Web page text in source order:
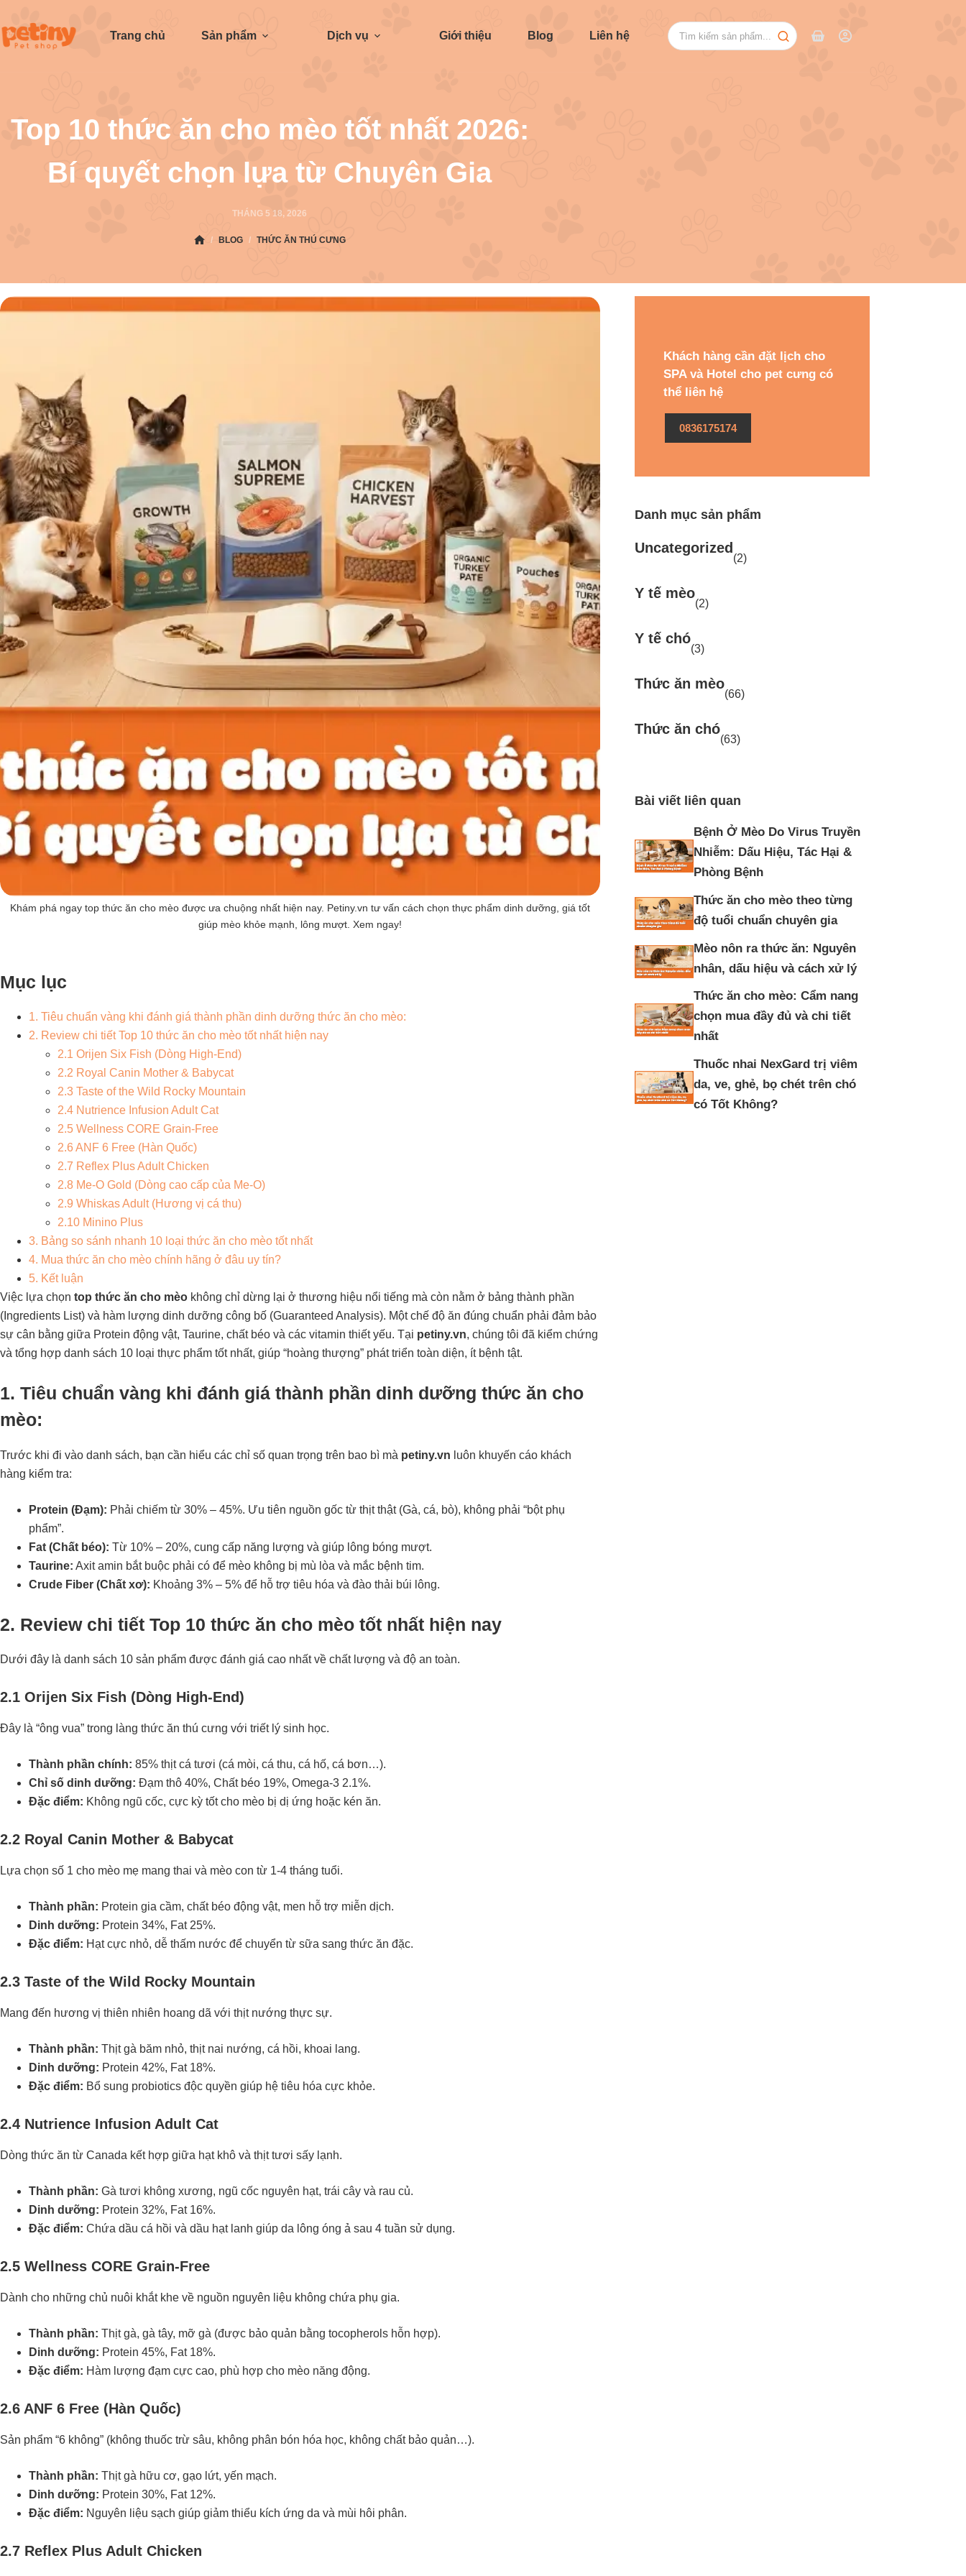
Trang chủ Sản phẩm Dịch vụ Giới thiệu Blog Liên hệ
Top 10 thức ăn cho mèo tốt nhất 2026:
Bí quyết chọn lựa từ Chuyên Gia
THÁNG 5 18, 2026
/ BLOG / THỨC ĂN THÚ CƯNG
Khám phá ngay top thức ăn cho mèo được ưa chuộng nhất hiện nay. Petiny.vn tư vấn cách chọn thực phẩm dinh dưỡng, giá tốt
giúp mèo khỏe mạnh, lông mượt. Xem ngay!
Mục lục
1. Tiêu chuẩn vàng khi đánh giá thành phần dinh dưỡng thức ăn cho mèo:
2. Review chi tiết Top 10 thức ăn cho mèo tốt nhất hiện nay
2.1 Orijen Six Fish (Dòng High-End)
2.2 Royal Canin Mother & Babycat
2.3 Taste of the Wild Rocky Mountain
2.4 Nutrience Infusion Adult Cat
2.5 Wellness CORE Grain-Free
2.6 ANF 6 Free (Hàn Quốc)
2.7 Reflex Plus Adult Chicken
2.8 Me-O Gold (Dòng cao cấp của Me-O)
2.9 Whiskas Adult (Hương vị cá thu)
2.10 Minino Plus
3. Bảng so sánh nhanh 10 loại thức ăn cho mèo tốt nhất
4. Mua thức ăn cho mèo chính hãng ở đâu uy tín?
5. Kết luận
Việc lựa chọn top thức ăn cho mèo không chỉ dừng lại ở thương hiệu nổi tiếng mà còn nằm ở bảng thành phần
(Ingredients List) và hàm lượng dinh dưỡng công bố (Guaranteed Analysis). Một chế độ ăn đúng chuẩn phải đảm bảo
sự cân bằng giữa Protein động vật, Taurine, chất béo và các vitamin thiết yếu. Tại petiny.vn, chúng tôi đã kiểm chứng
và tổng hợp danh sách 10 loại thực phẩm tốt nhất, giúp “hoàng thượng” phát triển toàn diện, ít bệnh tật.
1. Tiêu chuẩn vàng khi đánh giá thành phần dinh dưỡng thức ăn cho
mèo:
Trước khi đi vào danh sách, bạn cần hiểu các chỉ số quan trọng trên bao bì mà petiny.vn luôn khuyến cáo khách
hàng kiểm tra:
Protein (Đạm): Phải chiếm từ 30% – 45%. Ưu tiên nguồn gốc từ thịt thật (Gà, cá, bò), không phải “bột phụ
phẩm”.
Fat (Chất béo): Từ 10% – 20%, cung cấp năng lượng và giúp lông bóng mượt.
Taurine: Axit amin bắt buộc phải có để mèo không bị mù lòa và mắc bệnh tim.
Crude Fiber (Chất xơ): Khoảng 3% – 5% để hỗ trợ tiêu hóa và đào thải búi lông.
2. Review chi tiết Top 10 thức ăn cho mèo tốt nhất hiện nay
Dưới đây là danh sách 10 sản phẩm được đánh giá cao nhất về chất lượng và độ an toàn.
2.1 Orijen Six Fish (Dòng High-End)
Đây là “ông vua” trong làng thức ăn thú cưng với triết lý sinh học.
Thành phần chính: 85% thịt cá tươi (cá mòi, cá thu, cá hố, cá bơn…).
Chỉ số dinh dưỡng: Đạm thô 40%, Chất béo 19%, Omega-3 2.1%.
Đặc điểm: Không ngũ cốc, cực kỳ tốt cho mèo bị dị ứng hoặc kén ăn.
2.2 Royal Canin Mother & Babycat
Lựa chọn số 1 cho mèo mẹ mang thai và mèo con từ 1-4 tháng tuổi.
Thành phần: Protein gia cầm, chất béo động vật, men hỗ trợ miễn dịch.
Dinh dưỡng: Protein 34%, Fat 25%.
Đặc điểm: Hạt cực nhỏ, dễ thấm nước để chuyển từ sữa sang thức ăn đặc.
2.3 Taste of the Wild Rocky Mountain
Mang đến hương vị thiên nhiên hoang dã với thịt nướng thực sự.
Thành phần: Thịt gà băm nhỏ, thịt nai nướng, cá hồi, khoai lang.
Dinh dưỡng: Protein 42%, Fat 18%.
Đặc điểm: Bổ sung probiotics độc quyền giúp hệ tiêu hóa cực khỏe.
2.4 Nutrience Infusion Adult Cat
Dòng thức ăn từ Canada kết hợp giữa hạt khô và thịt tươi sấy lạnh.
Thành phần: Gà tươi không xương, ngũ cốc nguyên hạt, trái cây và rau củ.
Dinh dưỡng: Protein 32%, Fat 16%.
Đặc điểm: Chứa dầu cá hồi và dầu hạt lanh giúp da lông óng ả sau 4 tuần sử dụng.
2.5 Wellness CORE Grain-Free
Dành cho những chủ nuôi khắt khe về nguồn nguyên liệu không chứa phụ gia.
Thành phần: Thịt gà, gà tây, mỡ gà (được bảo quản bằng tocopherols hỗn hợp).
Dinh dưỡng: Protein 45%, Fat 18%.
Đặc điểm: Hàm lượng đạm cực cao, phù hợp cho mèo năng động.
2.6 ANF 6 Free (Hàn Quốc)
Sản phẩm “6 không” (không thuốc trừ sâu, không phân bón hóa học, không chất bảo quản…).
Thành phần: Thịt gà hữu cơ, gạo lứt, yến mạch.
Dinh dưỡng: Protein 30%, Fat 12%.
Đặc điểm: Nguyên liệu sạch giúp giảm thiểu kích ứng da và mùi hôi phân.
2.7 Reflex Plus Adult Chicken
Khách hàng cần đặt lịch cho
SPA và Hotel cho pet cưng có
thể liên hệ
0836175174
Danh mục sản phẩm
Uncategorized
(2)
Y tế mèo
(2)
Y tế chó
(3)
Thức ăn mèo
(66)
Thức ăn chó
(63)
Bài viết liên quan
Bệnh Ở Mèo Do Virus Truyền
Nhiễm: Dấu Hiệu, Tác Hại &
Phòng Bệnh
Thức ăn cho mèo theo từng
độ tuổi chuẩn chuyên gia
Mèo nôn ra thức ăn: Nguyên
nhân, dấu hiệu và cách xử lý
Thức ăn cho mèo: Cẩm nang
chọn mua đầy đủ và chi tiết
nhất
Thuốc nhai NexGard trị viêm
da, ve, ghẻ, bọ chét trên chó
có Tốt Không?